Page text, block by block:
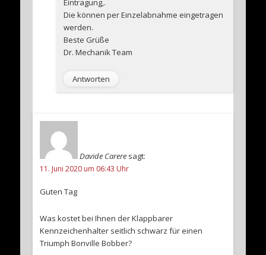
Eintragung,.
Die können per Einzelabnahme eingetragen
werden.
Beste Grüße
Dr. Mechanik Team
Antworten
Davide Carere sagt:
11. Juni 2020 um 06:43 Uhr
Guten Tag
Was kostet bei Ihnen der Klappbarer
Kennzeichenhalter seitlich schwarz für einen
Triumph Bonville Bobber?